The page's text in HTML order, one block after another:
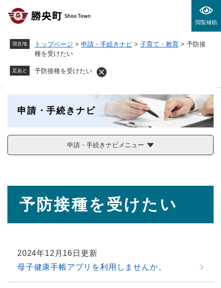
閲覧補助
現在地 トップページ > 申請・手続きナビ > 子育て・教育 > 予防接
種を受けたい
足あと 予防接種を受けたい
申請・手続きナビ
申請・手続きナビメニュー
予防接種を受けたい
2024年12月16日更新
母子健康手帳アプリを利用しませんか。